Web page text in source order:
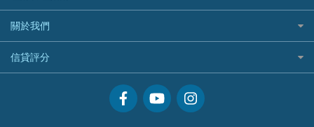
專為孕婦設計的最佳旅遊保險
最佳滑雪旅遊保險
最適合BB的旅遊保險
MSIG 三井住友
Prudential 保誠
QBE 昆士蘭
Starr
盈立證券 uSMART 好唔好？
Stashaway好唔好？
最值得注意的比特幣ETF
選股策略：五步調查攻略
Airwallex銀行
美元定存
英鎊定存
澳元定存
識慳識賺
債務管理
投資理財
置業安居
常用相關詞彙
MoneyHero電子報
所有合作銀行或機構
關於我們
服務承諾
網上支援
信貸評分